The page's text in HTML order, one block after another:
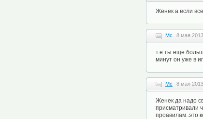
Женек а если
Mc 8 мая
т.е ты еще
минут он уже в
Mc 8 мая
Женек да надо
присматривали
проавилам..это